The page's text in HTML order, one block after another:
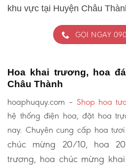
khu vực tại Huyện Châu
GỌI NGAY
Hoa khai trương, hoa
Châu Thành
hoaphuquy.com – Shop hoa
hệ thống điện hoa, đặt hoa
nay. Chuyên cung cấp hoa
chúc mừng 20/10, hoa
trương, hoa chúc mừng